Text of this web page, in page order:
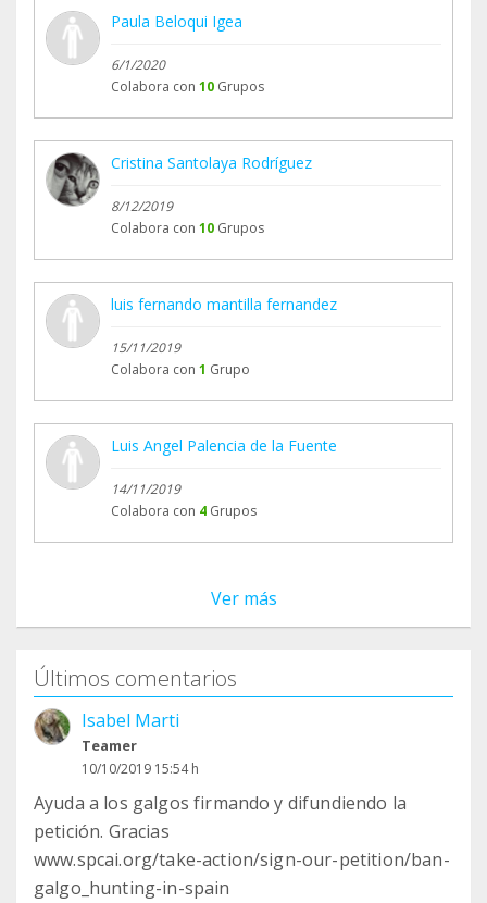
Paula Beloqui Igea
6/1/2020
Colabora con 10 Grupos
Cristina Santolaya Rodríguez
8/12/2019
Colabora con 10 Grupos
luis fernando mantilla fernandez
15/11/2019
Colabora con 1 Grupo
Luis Angel Palencia de la Fuente
14/11/2019
Colabora con 4 Grupos
Ver más
Últimos comentarios
Isabel Marti
Teamer
10/10/2019 15:54 h
Ayuda a los galgos firmando y difundiendo la
petición. Gracias
www.spcai.org/take-action/sign-our-petition/ban-
galgo_hunting-in-spain